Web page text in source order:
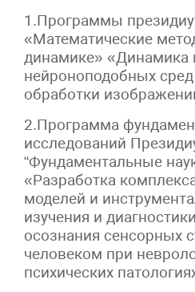
1.Программы
«Математические
динамике» «Динамика
нейроноподобных
обработки
2.Программа
исследований
“Фундаментальные
«Разработка
моделей и
изучения и
осознания сенсорных
человеком при
психических